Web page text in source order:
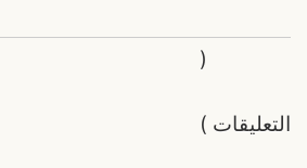
التعليقات
(
)